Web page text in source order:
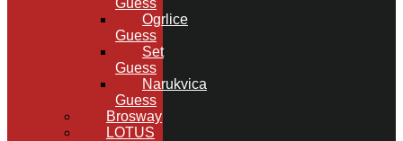
Ogrlice
Guess
Set
Guess
Narukvica
Guess
Brosway
LOTUS